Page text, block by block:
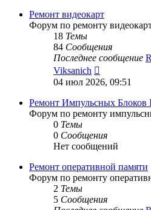
сообщению
Ремонт видеокарт
Форум по ремонту
18 Темы
84 Сообщения
Последнее сообщение
Viksanich
к
сообщению
04 июл 2026, 09:51
Ремонт Импульсных Блоков
Форум по ремонту
0 Темы
0 Сообщения
Нет сообщений
Ремонт оперативной памяти
Форум по ремонту
2 Темы
5 Сообщения